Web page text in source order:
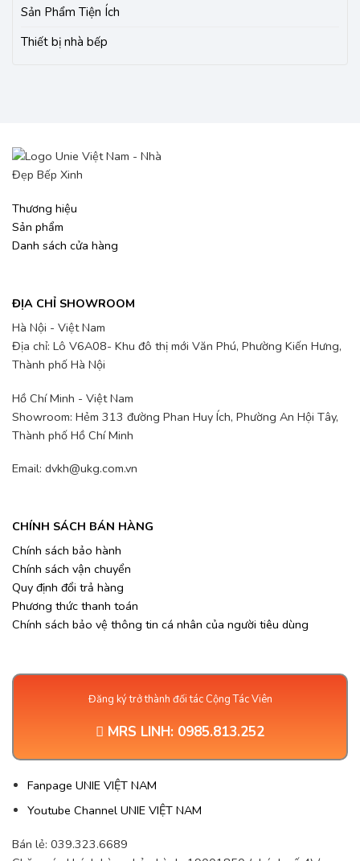
Sản Phẩm Tiện Ích
Thiết bị nhà bếp
Thương hiệu
Sản phẩm
Danh sách cửa hàng
ĐỊA CHỈ SHOWROOM
Hà Nội - Việt Nam
Địa chỉ: Lô V6A08- Khu đô thị mới Văn Phú, Phường Kiến Hưng,
Thành phố Hà Nội
Hồ Chí Minh - Việt Nam
Showroom: Hẻm 313 đường Phan Huy Ích, Phường An Hội Tây,
Thành phố Hồ Chí Minh
Email: dvkh@ukg.com.vn
CHÍNH SÁCH BÁN HÀNG
Chính sách bảo hành
Chính sách vận chuyển
Quy định đổi trả hàng
Phương thức thanh toán
Chính sách bảo vệ thông tin cá nhân của người tiêu dùng
Đăng ký trở thành đối tác Cộng Tác Viên
MRS LINH: 0985.813.252
Fanpage UNIE VIỆT NAM
Youtube Channel UNIE VIỆT NAM
Bán lẻ: 039.323.6689